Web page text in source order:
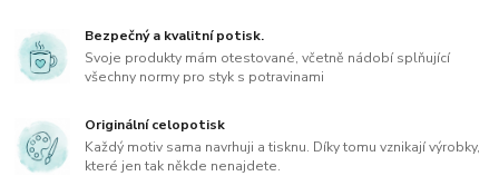
Bezpečný a kvalitní potisk.
Svoje produkty mám otestované, včetně nádobí splňující
všechny normy pro styk s potravinami
Originální celopotisk
Každý motiv sama navrhuji a tisknu. Díky tomu vznikají výrobky,
které jen tak někde nenajdete.